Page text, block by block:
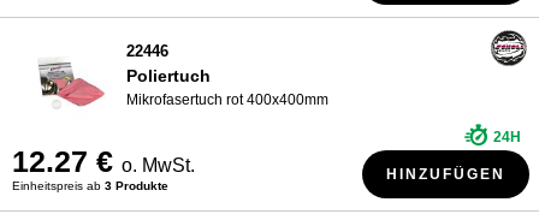
22446
Poliertuch
Mikrofasertuch rot 400x400mm
12.27 € o. MwSt.
Einheitspreis ab 3 Produkte
24H
HINZUFÜGEN